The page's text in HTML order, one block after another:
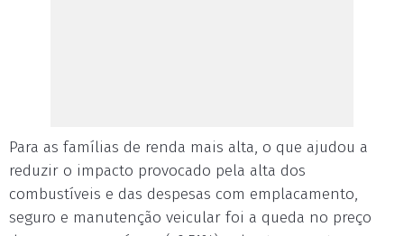
Para as famílias de renda mais alta, o que ajudou a
reduzir o impacto provocado pela alta dos
combustíveis e das despesas com emplacamento,
seguro e manutenção veicular foi a queda no preço